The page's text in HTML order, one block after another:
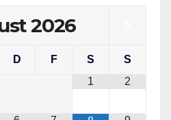
2026
D F S
S
1
2